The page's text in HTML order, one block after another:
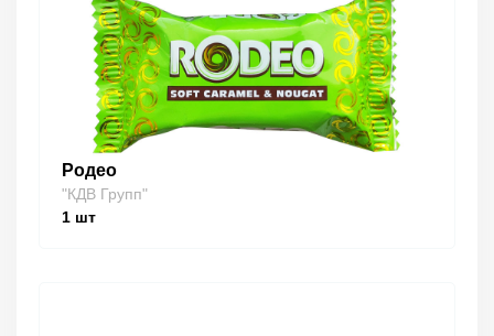
Родео
"КДВ Групп"
1 шт